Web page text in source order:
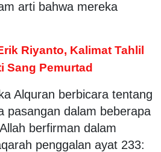
arti bahwa mereka
Riyanto, Kalimat Tahlil
Sang Pemurtad
Alquran berbicara tentang
pasangan dalam beberapa
berfirman dalam
penggalan ayat 233: